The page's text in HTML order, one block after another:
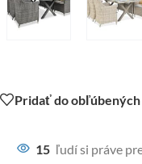
Pridať do obľúbených
15 ľudí si práve